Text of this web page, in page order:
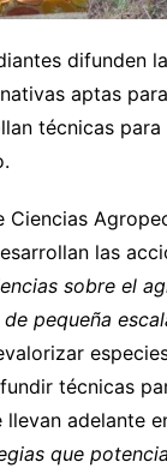
difunden
aptas
técnicas
Ciencias
las
sobre el
pequeña
técnicas
llevan adelante
que